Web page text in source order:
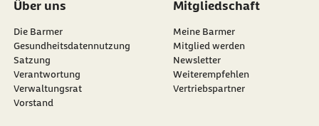
Über uns
Die Barmer
Gesundheitsdatennutzung
Satzung
Verantwortung
Verwaltungsrat
Vorstand
Mitgliedschaft
Meine Barmer
Mitglied werden
Newsletter
externer Link:
Weiterempfehlen
Vertriebspartner